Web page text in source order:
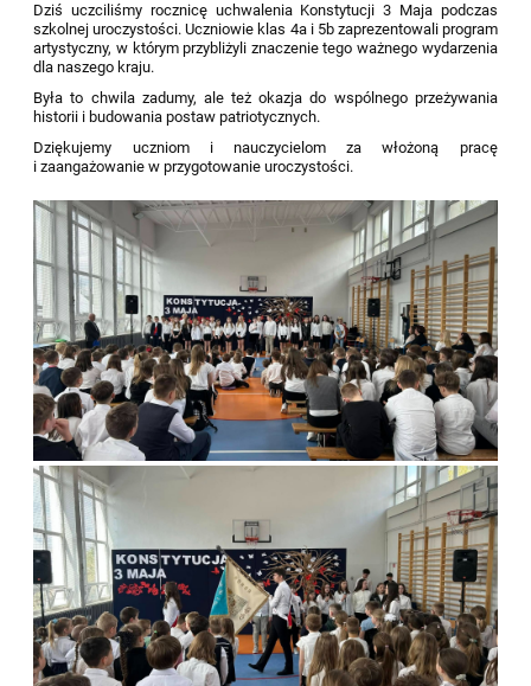
Dziś uczciliśmy rocznicę uchwalenia Konstytucji 3 Maja podczas
szkolnej uroczystości. Uczniowie klas 4a i 5b zaprezentowali program
artystyczny, w którym przybliżyli znaczenie tego ważnego wydarzenia
dla naszego kraju.
Była to chwila zadumy, ale też okazja do wspólnego przeżywania
historii i budowania postaw patriotycznych.
Dziękujemy uczniom i nauczycielom za włożoną pracę
i zaangażowanie w przygotowanie uroczystości.